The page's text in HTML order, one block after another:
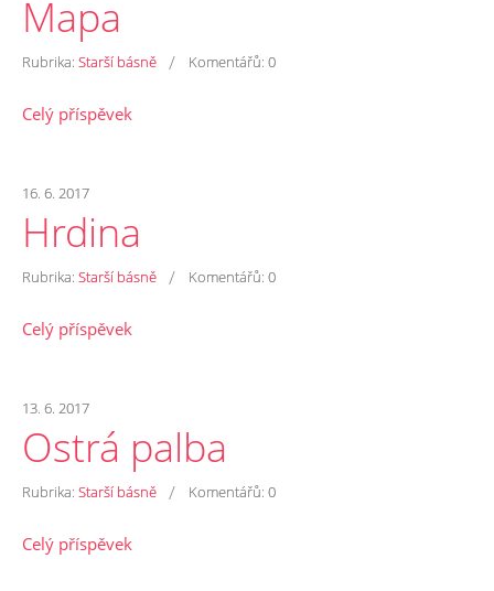
Mapa
Rubrika: Starší básně / Komentářů: 0
Celý příspěvek
16. 6. 2017
Hrdina
Rubrika: Starší básně / Komentářů: 0
Celý příspěvek
13. 6. 2017
Ostrá palba
Rubrika: Starší básně / Komentářů: 0
Celý příspěvek